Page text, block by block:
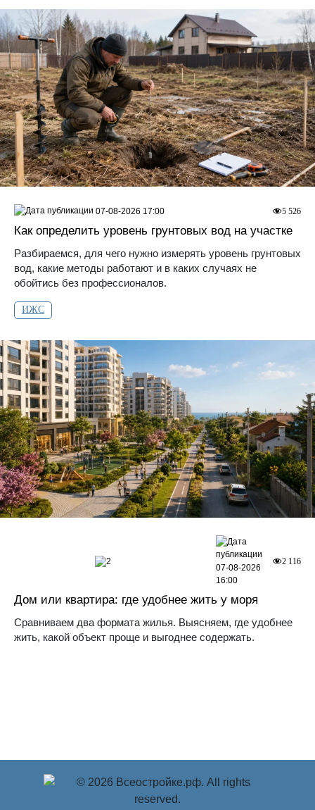
Как определить уровень грунтовых вод на участке
Разбираемся, для чего нужно измерять уровень грунтовых
вод, какие методы работают и в каких случаях не
обойтись без профессионалов.
ИЖС
5 526
07-08-2026 17:00
Дом или квартира: где удобнее жить у моря
Сравниваем два формата жилья. Выясняем, где удобнее
жить, какой объект проще и выгоднее содержать.
2 2 116
07-08-2026
16:00